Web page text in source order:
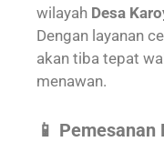
wilayah Desa
Dengan layanan
akan tiba tepat
menawan.
📱